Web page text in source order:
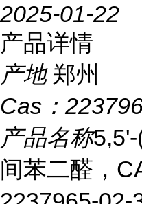
2025-01-22
产品详情
产地 郑州
Cas：
产品名称
间苯二醛，